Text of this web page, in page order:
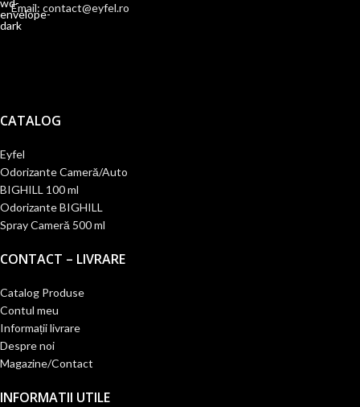
Email: contact@eyfel.ro
CATALOG
Eyfel
Odorizante Cameră/Auto
BIGHILL 100 ml
Odorizante BIGHILL
Spray Cameră 500 ml
CONTACT – LIVRARE
Catalog Produse
Contul meu
Informații livrare
Despre noi
Magazine/Contact
INFORMATII UTILE